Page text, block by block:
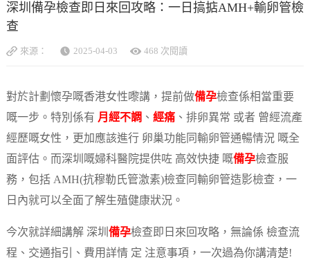
深圳備孕檢查即日來回攻略：一日搞掂AMH+輸卵管檢
查
來源： 2025-04-03 468 次閱讀
對於計劃懷孕嘅香港女性嚟講，提前做備孕檢查係相當重要
嘅一步。特別係有 月經不調 、 經痛、排卵異常 或者 曾經流產
經歷嘅女性，更加應該進行 卵巢功能同輸卵管通暢情況 嘅全
面評估。而深圳嘅婦科醫院提供咗 高效快捷 嘅備孕檢查服
務，包括 AMH(抗穆勒氏管激素)檢查同輸卵管造影檢查，一
日內就可以全面了解生殖健康狀況。
今次就詳細講解 深圳 備孕檢查即日來回攻略，無論係 檢查流
程、交通指引、費用詳情 定 注意事項，一次過為你講清楚!